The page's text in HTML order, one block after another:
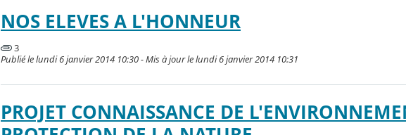
NOS ELEVES A L'HONNEUR
3
Publié le lundi 6 janvier 2014 10:30 - Mis à jour le lundi 6 janvier 2014 10:31
PROJET CONNAISSANCE DE